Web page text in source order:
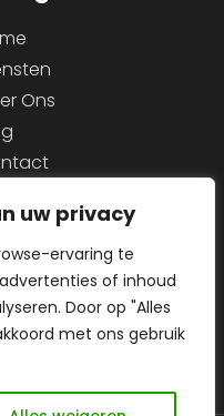
uw privacy
ervaring te
of inhoud
Door op "Alles
met ons gebruik
Ons
72378441
nr: NL002247326B94
NL30 RABO 0332 1484